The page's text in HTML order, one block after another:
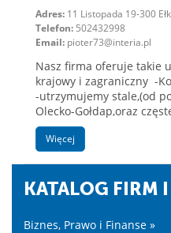
Adres: 11 Listopada 19-300 Ełk
Telefon: 502432998
Email: pioter73@interia.pl
Nasz firma oferuje takie
krajowy i zagraniczny -
-utrzymujemy stale,(od
Olecko-Gołdap,oraz
Więcej
KATALOG FIRM
Biznes, Prawo i Finanse »